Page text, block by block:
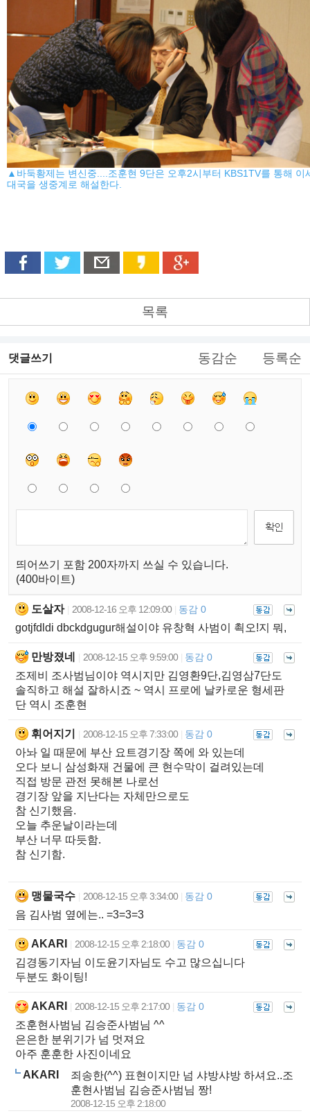
▲바둑황제는 변신중....조훈현 9단은 오후2시부터 KBS1TV를 통해 이
대국을 생중계로 해설한다.
목록
댓글쓰기 동감순 등록순
띄어쓰기 포함 200자까지 쓰실 수 있습니다.
(400바이트)
도살자 2008-12-16 오후 12:09:00 동감 0
gotjfdldi dbckdgugur해설이야 유창혁 사범이 쵝오!지 뭐,
만방졌네 2008-12-15 오후 9:59:00 동감 0
조제비 조사범님이야 역시지만 김영환9단,김영삼7단도
솔직하고 해설 잘하시죠 ~ 역시 프로에 날카로운 형세판
단 역시 조훈현
휘어지기 2008-12-15 오후 7:33:00 동감 0
아놔 일 때문에 부산 요트경기장 쪽에 와 있는데
오다 보니 삼성화재 건물에 큰 현수막이 걸려있는데
직접 방문 관전 못해본 나로선
경기장 앞을 지난다는 자체만으로도
참 신기했음.
오늘 추운날이라는데
부산 너무 따듯함.
참 신기함.
맹물국수 2008-12-15 오후 3:34:00 동감 0
음 김사범 옆에는.. =3=3=3
AKARI 2008-12-15 오후 2:18:00 동감 0
김경동기자님 이도윤기자님도 수고 많으십니다
두분도 화이팅!
AKARI 2008-12-15 오후 2:17:00 동감 0
조훈현사범님 김승준사범님 ^^
은은한 분위기가 넘 멋져요
아주 훈훈한 사진이네요
AKARI
죄송한(^^) 표현이지만 넘 샤방샤방 하셔요..조
훈현사범님 김승준사범님 짱!
2008-12-15 오후 2:18:00